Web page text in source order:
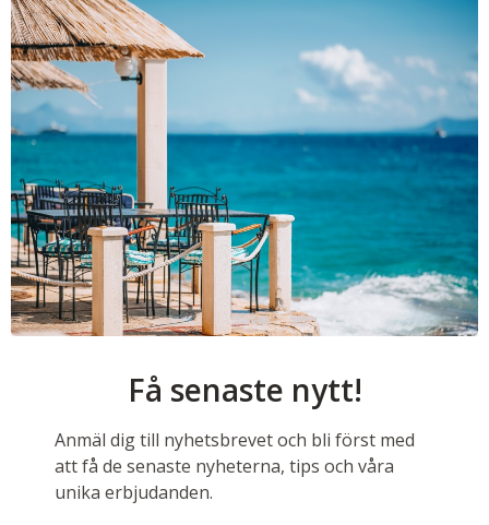
Få senaste nytt!
Anmäl dig till nyhetsbrevet och bli först med
att få de senaste nyheterna, tips och våra
unika erbjudanden.